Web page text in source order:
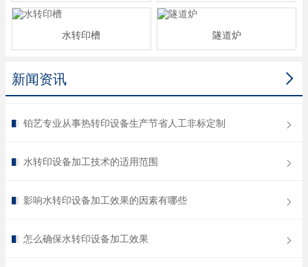
水转印槽 隧道炉

新闻资讯
铂艺专业从事热转印设备生产节省人工非标定制
水转印设备加工技术的适用范围
影响水转印设备加工效果的因素有哪些
怎么确保水转印设备加工效果